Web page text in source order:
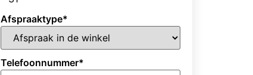
Afspraaktype*
Telefoonnummer*